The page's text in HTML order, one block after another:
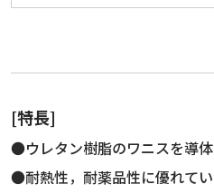
[特長]
●ウレタン樹脂のワニスを導体
●耐熱性，耐薬品性に優れてい